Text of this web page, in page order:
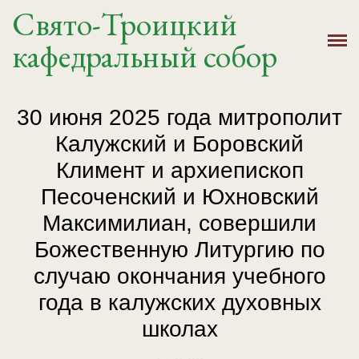
Главная
История
Расписание
Новости
Крещение, Венчание
Святыни
Контакты
Свято-Троицкий
кафедральный собор
30 июня 2025 года митрополит
Калужский и Боровский
Климент и архиепископ
Песоченский и Юхновский
Максимилиан, совершили
Божественную Литургию по
случаю окончания учебного
года в калужских духовных
школах